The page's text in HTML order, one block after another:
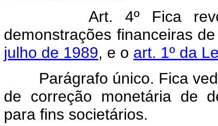
Art. 4º Fica
demonstrações financeiras
julho de 1989, e o art. 1º da
Parágrafo único. Fica
de correção monetária de
para fins societários.